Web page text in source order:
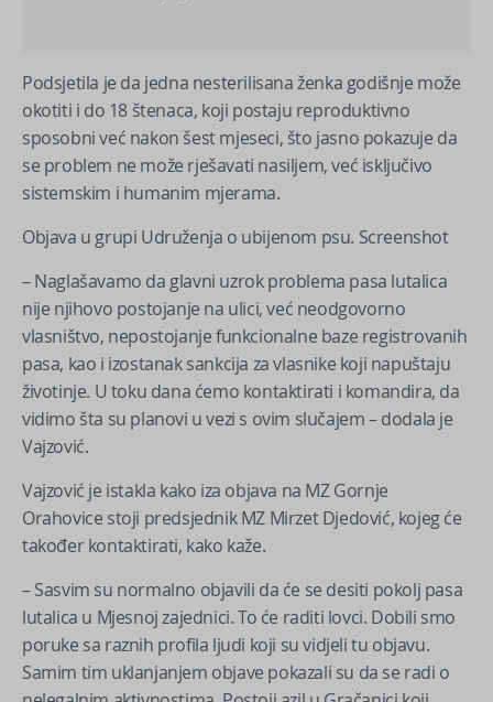
Podsjetila je da jedna nesterilisana ženka godišnje može
okotiti i do 18 štenaca, koji postaju reproduktivno
sposobni već nakon šest mjeseci, što jasno pokazuje da
se problem ne može rješavati nasiljem, već isključivo
sistemskim i humanim mjerama.
Objava u grupi Udruženja o ubijenom psu. Screenshot
– Naglašavamo da glavni uzrok problema pasa lutalica
nije njihovo postojanje na ulici, već neodgovorno
vlasništvo, nepostojanje funkcionalne baze registrovanih
pasa, kao i izostanak sankcija za vlasnike koji napuštaju
životinje. U toku dana ćemo kontaktirati i komandira, da
vidimo šta su planovi u vezi s ovim slučajem – dodala je
Vajzović.
Vajzović je istakla kako iza objava na MZ Gornje
Orahovice stoji predsjednik MZ Mirzet Djedović, kojeg će
također kontaktirati, kako kaže.
– Sasvim su normalno objavili da će se desiti pokolj pasa
lutalica u Mjesnoj zajednici. To će raditi lovci. Dobili smo
poruke sa raznih profila ljudi koji su vidjeli tu objavu.
Samim tim uklanjanjem objave pokazali su da se radi o